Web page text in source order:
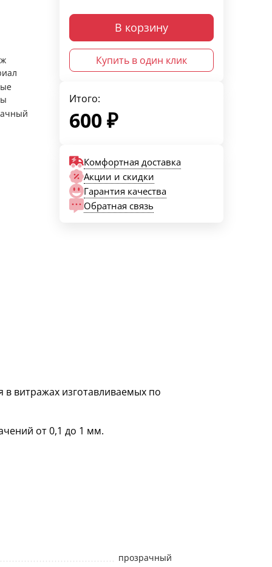
В корзину
Купить в один клик
Итого:
600₽
Комфортная доставка
Акции и скидки
Гарантия качества
Обратная связь
витражах изготавливаемых по
от 0,1 до 1 мм.
прозрачный